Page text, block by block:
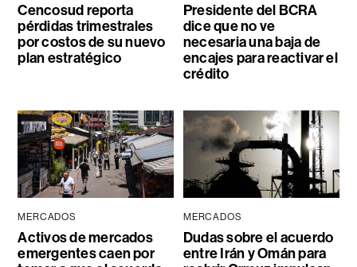
Cencosud reporta
pérdidas trimestrales
por costos de su nuevo
plan estratégico
Presidente del BCRA
dice que no ve
necesaria una baja de
encajes para reactivar el
crédito
MERCADOS
Activos de mercados
emergentes caen por
MERCADOS
Dudas sobre el acuerdo
entre Irán y Omán para